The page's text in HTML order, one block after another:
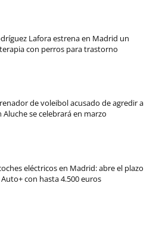
Lafora estrena en Madrid un
con perros para trastorno
de voleibol acusado de agredir a
Aluche se celebrará en marzo
eléctricos en Madrid: abre el plazo
con hasta 4.500 euros